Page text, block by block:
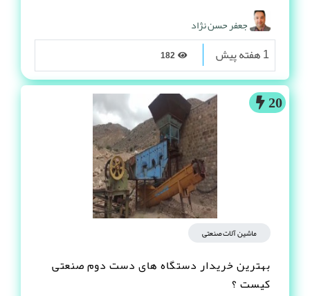
جعفر حسن نژاد
1 هفته پیش
20
ماشین آلات صنعتی
بهترین خریدار دستگاه های دست دوم صنعتی
کیست ؟